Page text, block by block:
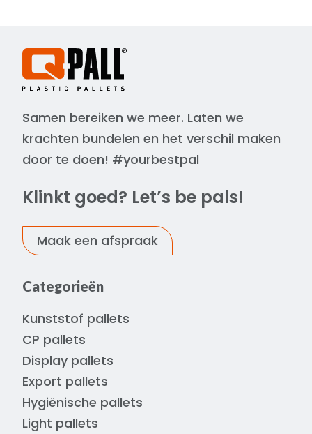
Samen bereiken we meer. Laten we
krachten bundelen en het verschil maken
door te doen! #yourbestpal
Klinkt goed? Let’s be pals!
Maak een afspraak
Categorieën
Kunststof pallets
CP pallets
Display pallets
Export pallets
Hygiënische pallets
Light pallets